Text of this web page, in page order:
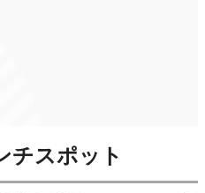
チスポット